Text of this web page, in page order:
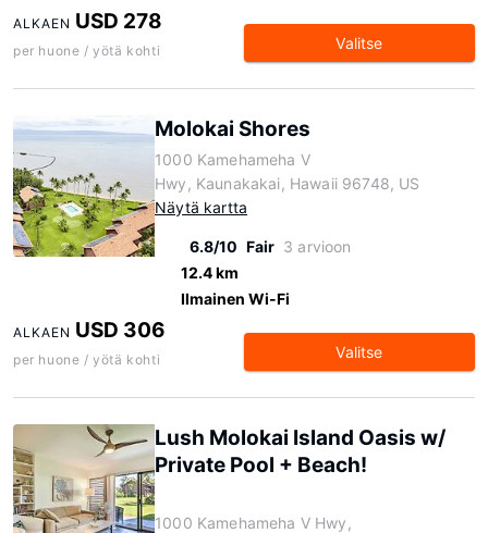
ALKAEN USD 278
per huone / yötä kohti Valitse
Molokai Shores
1000 Kamehameha V
Hwy, Kaunakakai, Hawaii 96748, US
Näytä kartta
6.8/10 Fair 3 arvioon
12.4 km
Ilmainen Wi-Fi
ALKAEN USD 306
per huone / yötä kohti Valitse
Lush Molokai Island Oasis w/
Private Pool + Beach!
1000 Kamehameha V Hwy,